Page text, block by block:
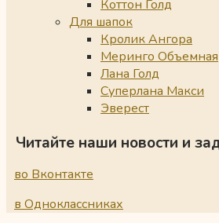
Коттон Голд
Для шапок
Кролик Ангора
Меринго Объемная
Лана Голд
Суперлана Макси
Эверест
Читайте наши новости и
во Вконтакте
в Одноклассниках